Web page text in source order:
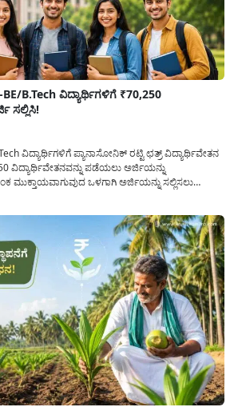
B.Tech ವಿದ್ಯಾರ್ಥಿಗಳಿಗೆ ₹70,250
ಸಲ್ಲಿಸಿ!
ವಿದ್ಯಾರ್ಥಿಗಳಿಗೆ ಪ್ಯಾನಾಸೋನಿಕ್ ರಟ್ಟಿ ಛತ್ರ್ ವಿದ್ಯಾರ್ಥಿವೇತನ
ಪಡೆಯಲು ಅರ್ಜಿಯನ್ನು
ಮುಕ್ತಾಯವಾಗುವುದ ಒಳಗಾಗಿ ಅರ್ಜಿಯನ್ನು ಸಲ್ಲಿಸಲು